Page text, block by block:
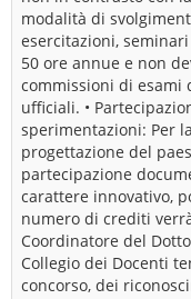
modalità di
esercitazioni,
50 ore annue e non
commissioni di esami
ufficiali. •
sperimentazioni: Per
progettazione del
partecipazione
carattere innovativo,
numero di crediti
Coordinatore del
Collegio dei Docenti
concorso, dei